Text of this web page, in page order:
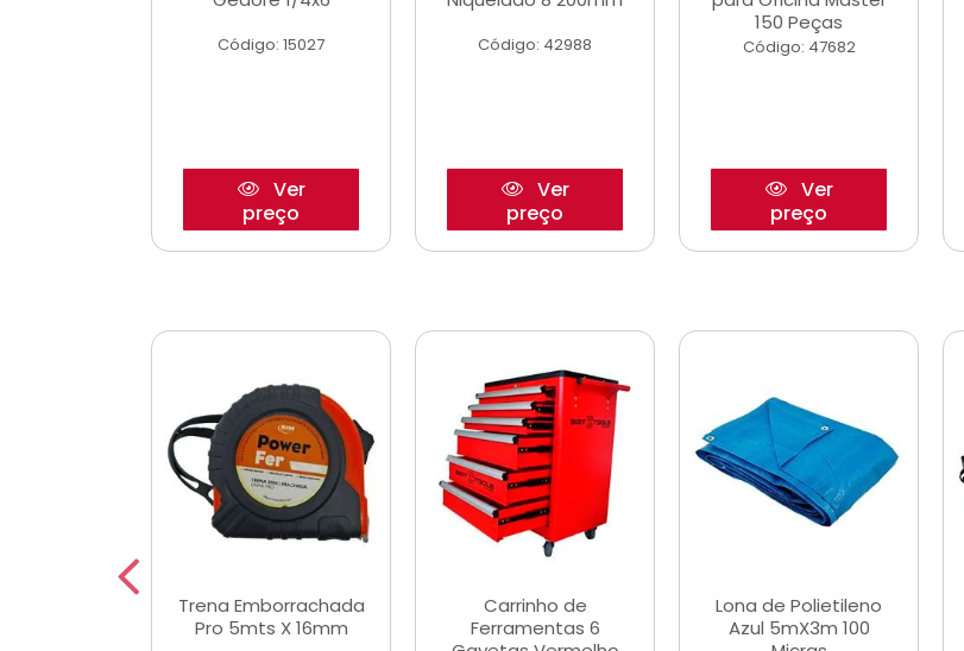
Código: 15027
Ver
preço
Código: 42988
Ver
preço
150 Peças
Código: 47682
Ver
preço
Trena Emborrachada
Pro 5mts X 16mm
Carrinho de
Ferramentas 6
Lona de Polietileno
Azul 5mX3m 100